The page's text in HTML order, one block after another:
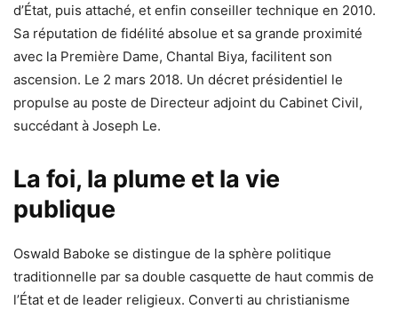
d’État, puis attaché, et enfin conseiller technique en 2010.
Sa réputation de fidélité absolue et sa grande proximité
avec la Première Dame, Chantal Biya, facilitent son
ascension. Le 2 mars 2018. Un décret présidentiel le
propulse au poste de Directeur adjoint du Cabinet Civil,
succédant à Joseph Le.
La foi, la plume et la vie
publique
Oswald Baboke se distingue de la sphère politique
traditionnelle par sa double casquette de haut commis de
l’État et de leader religieux. Converti au christianisme